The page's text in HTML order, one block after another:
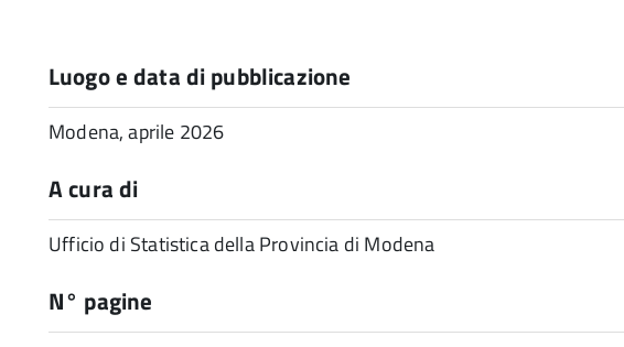
Luogo e data di pubblicazione
Modena, aprile 2026
A cura di
Ufficio di Statistica della Provincia di Modena
N° pagine